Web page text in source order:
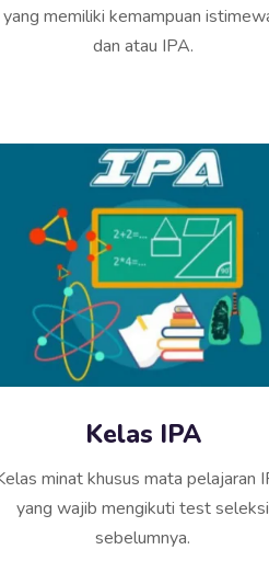
memiliki kemampuan
dan atau IPA.
Kelas IPA
minat khusus mata pelajaran
yang wajib mengikuti test seleksi
sebelumnya.